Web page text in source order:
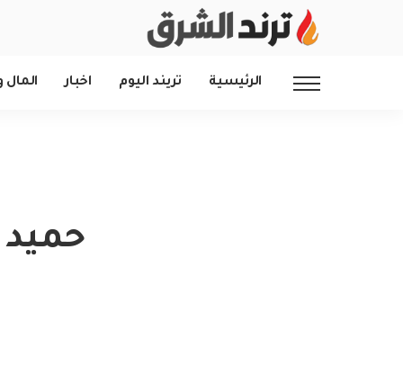
الرئيسية تريند اليوم اخبار المال